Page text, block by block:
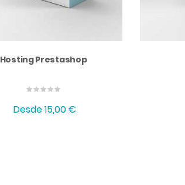
Hosting Prestashop
Desde15,00 €